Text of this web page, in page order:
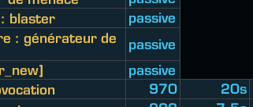
blaster
passive
: générateur de
passive
passive
970 20s